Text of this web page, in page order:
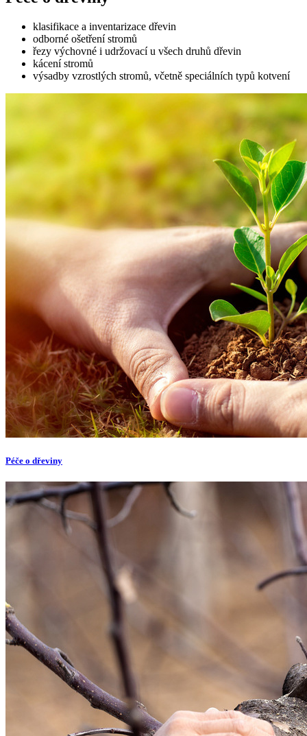
klasifikace a inventarizace dřevin
odborné ošetření stromů
řezy výchovné i udržovací u všech druhů dřevin
kácení stromů
výsadby vzrostlých stromů, včetně speciálních typů kotvení
Péče o dřeviny